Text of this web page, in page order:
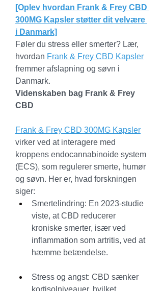
[Oplev hvordan Frank & Frey CBD
300MG Kapsler støtter dit velvære
i Danmark]
Føler du stress eller smerter? Lær,
hvordan Frank & Frey CBD Kapsler
fremmer afslapning og søvn i
Danmark.
Videnskaben bag Frank & Frey
CBD
Frank & Frey CBD 300MG Kapsler
virker ved at interagere med
kroppens endocannabinoide system
(ECS), som regulerer smerte, humør
og søvn. Her er, hvad forskningen
siger:
Smertelindring: En 2023-studie
viste, at CBD reducerer
kroniske smerter, især ved
inflammation som artritis, ved at
hæmme betændelse.
Stress og angst: CBD sænker
kortisolniveauer, hvilket